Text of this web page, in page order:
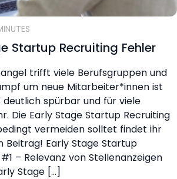
Startup Recruiting Fehler
trifft viele Berufsgruppen und
um neue Mitarbeiter*innen ist
spürbar und für viele
Die Early Stage Startup Recruiting
vermeiden solltet findet ihr
Beitrag! Early Stage Startup
– Relevanz von Stellenanzeigen
Stage […]